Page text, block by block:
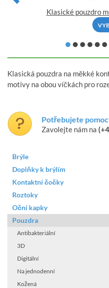
Klasické pouzdro
Klasická pouzdra na měkké
motivy na obou víčkách pro
Potřebujete
Zavolejte nám na
Brýle
Doplňky k brýlím
Kontaktní čočky
Roztoky
Oční kapky
Pouzdra
Antibakteriální
3D
Digitální
Na jednodenní
Kožená